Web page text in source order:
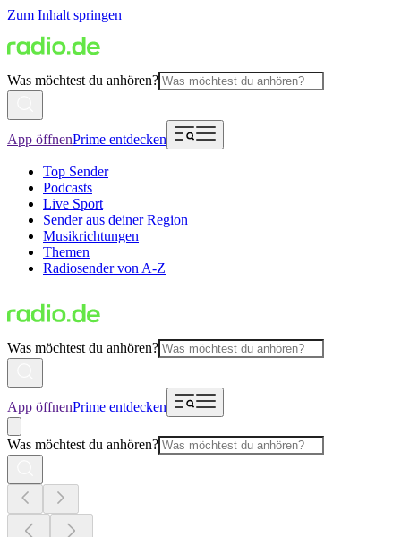
Zum Inhalt springen
Was möchtest du anhören?
App öffnenPrime entdecken
Top Sender
Podcasts
Live Sport
Sender aus deiner Region
Musikrichtungen
Themen
Radiosender von A-Z
Was möchtest du anhören?
App öffnenPrime entdecken
Was möchtest du anhören?